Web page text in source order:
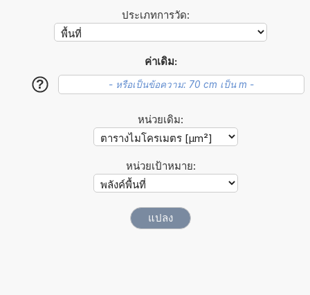
ประเภทการวัด:
ค่าเดิม:
?
หน่วยเดิม:
หน่วยเป้าหมาย: